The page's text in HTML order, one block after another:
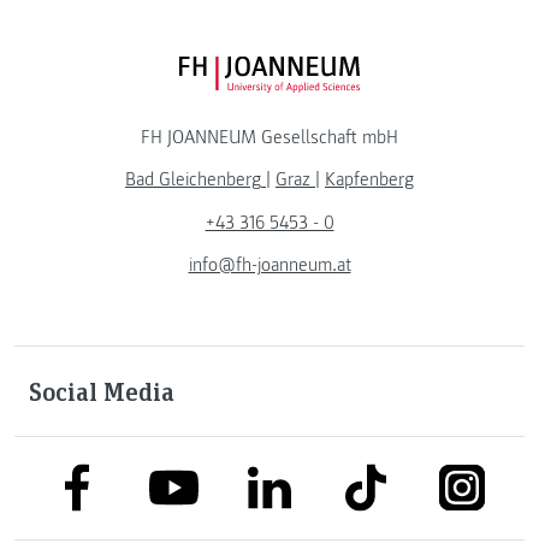
FH JOANNEUM Logo
FH JOANNEUM Gesellschaft mbH
Bad Gleichenberg
Graz
Kapfenberg
+43 316 5453 - 0
info@fh-joanneum.at
Social Media
link to facebooklink to youtubelink to linkedinlink to tiktok